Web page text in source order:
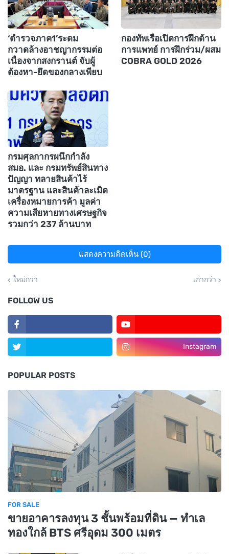
‘ตำรวจภาค1’ระดม
กวาดล้างอาชญากรรมต่อ
เนื่องจากสงกรานต์ จับผู้
ต้องหา-ยึดของกลางเพียบ
กองทัพเรือเปิดการฝึกด้าน
การแพทย์ การฝึกร่วม/ผสม
COBRA GOLD 2026
กรมศุลกากรผนึกกำลัง
สมอ. และ กรมทรัพย์สินทาง
ปัญญา ทลายสินค้าไร้
มาตรฐาน และสินค้าละเมิด
เครื่องหมายการค้า มูลค่า
ความเสียหายทางเศรษฐกิจ
รวมกว่า 237 ล้านบาท
แสดงความคิดเห็น (0)
ใหม่กว่า เก่ากว่า
FOLLOW US
Instagram
POPULAR POSTS
FOR SALE
ขายอาคารลงทุน 3 ชั้นพร้อมที่ดิน — ทำเล
ทองใกล้ BTS ศรีอุดม 300 เมตร